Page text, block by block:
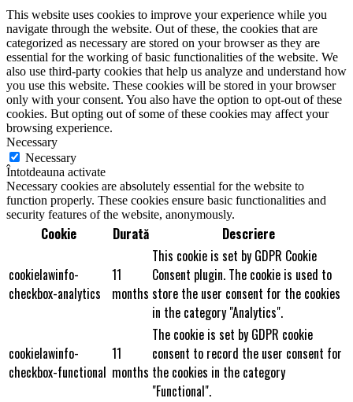
This website uses cookies to improve your experience while you
navigate through the website. Out of these, the cookies that are
categorized as necessary are stored on your browser as they are
essential for the working of basic functionalities of the website. We
also use third-party cookies that help us analyze and understand how
you use this website. These cookies will be stored in your browser
only with your consent. You also have the option to opt-out of these
cookies. But opting out of some of these cookies may affect your
browsing experience.
Necessary
Necessary
Întotdeauna activate
Necessary cookies are absolutely essential for the website to
function properly. These cookies ensure basic functionalities and
security features of the website, anonymously.
Cookie Durată Descriere
cookielawinfo-
checkbox-analytics
11
months
This cookie is set by GDPR Cookie
Consent plugin. The cookie is used to
store the user consent for the cookies
in the category "Analytics".
cookielawinfo-
checkbox-functional
11
months
The cookie is set by GDPR cookie
consent to record the user consent for
the cookies in the category
"Functional".